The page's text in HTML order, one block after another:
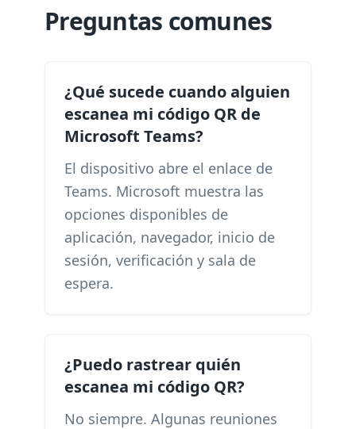
Preguntas comunes
¿Qué sucede cuando alguien
escanea mi código QR de
Microsoft Teams?
El dispositivo abre el enlace de
Teams. Microsoft muestra las
opciones disponibles de
aplicación, navegador, inicio de
sesión, verificación y sala de
espera.
¿Puedo rastrear quién
escanea mi código QR?
No siempre. Algunas reuniones